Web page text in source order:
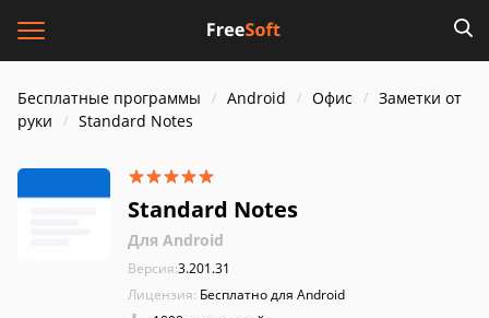
Бесплатные программы Android Офис
Заметки от
руки
Standard Notes
Standard Notes
Для Android
Версия:3.201.31
Лицензия: Бесплатно для Android